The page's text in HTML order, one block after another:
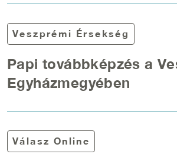
Veszprémi Érsekség
Papi továbbképzés a
Egyházmegyében
Válasz Online